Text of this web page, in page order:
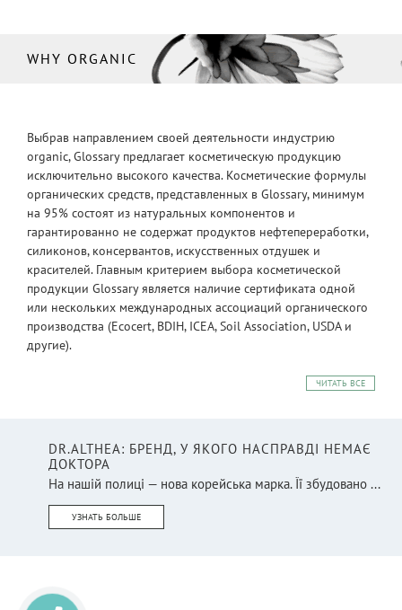
WHY ORGANIC
Выбрав направлением своей деятельности индустрию
organic, Glossary предлагает косметическую продукцию
исключительно высокого качества. Косметические формулы
органических средств, представленных в Glossary, минимум
на 95% состоят из натуральных компонентов и
гарантированно не содержат продуктов нефтепереработки,
силиконов, консервантов, искусственных отдушек и
красителей. Главным критерием выбора косметической
продукции Glossary является наличие сертификата одной
или нескольких международных ассоциаций органического
производства (Ecocert, BDIH, ICEA, Soil Association, USDA и
другие).
ЧИТАТЬ ВСЕ
DR.ALTHEA: БРЕНД, У ЯКОГО НАСПРАВДІ НЕМАЄ
ДОКТОРА
На нашій полиці — нова корейська марка. Її збудовано ...
УЗНАТЬ БОЛЬШЕ